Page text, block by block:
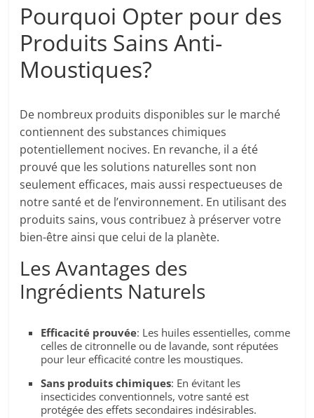
Pourquoi Opter pour des
Produits Sains Anti-
Moustiques?
De nombreux produits disponibles sur le marché
contiennent des substances chimiques
potentiellement nocives. En revanche, il a été
prouvé que les solutions naturelles sont non
seulement efficaces, mais aussi respectueuses de
notre santé et de l’environnement. En utilisant des
produits sains, vous contribuez à préserver votre
bien-être ainsi que celui de la planète.
Les Avantages des
Ingrédients Naturels
Efficacité prouvée: Les huiles essentielles, comme
celles de citronnelle ou de lavande, sont réputées
pour leur efficacité contre les moustiques.
Sans produits chimiques: En évitant les
insecticides conventionnels, votre santé est
protégée des effets secondaires indésirables.